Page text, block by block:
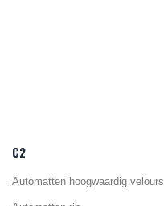
C2
Automatten hoogwaardig velours